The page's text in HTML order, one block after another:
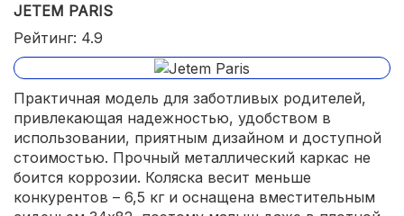
JETEM PARIS
Рейтинг: 4.9
Практичная модель для заботливых родителей,
привлекающая надежностью, удобством в
использовании, приятным дизайном и доступной
стоимостью. Прочный металлический каркас не
боится коррозии. Коляска весит меньше
конкурентов – 6,5 кг и оснащена вместительным